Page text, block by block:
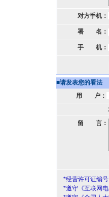
对方手机：
署 名：
手 机：
■请发表您的看法
用 户：
留 言：
*经营许可证编
*遵守《互联网